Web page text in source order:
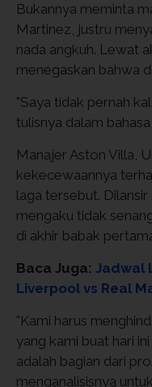
Bukannya meminta
Martinez, justru
nada angkuh. Lewat
menegaskan bahwa
"Saya tidak pernah
tulisnya dalam
Manajer Aston Villa,
kekecewaannya
laga tersebut. Dilansir
mengaku tidak
di akhir babak
Baca Juga: Jadwal
Liverpool vs Real
"Kami harus
yang kami buat hari
adalah bagian dari
menganalisisnya